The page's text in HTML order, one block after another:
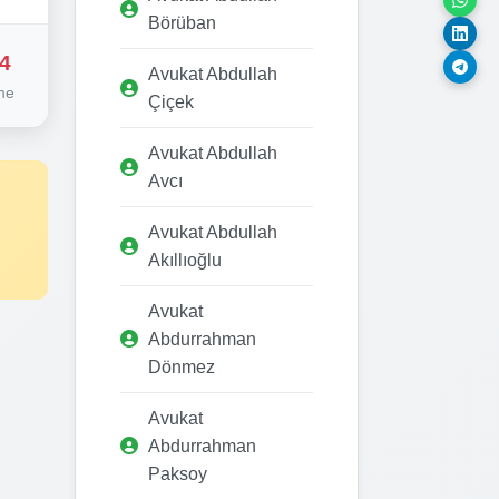
Börüban
Avukat Abdullah
Çiçek
Avukat Abdullah
Avcı
Avukat Abdullah
Akıllıoğlu
Avukat
Abdurrahman
Dönmez
Avukat
Abdurrahman
Paksoy